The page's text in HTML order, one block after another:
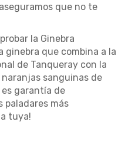
que no te
la Ginebra
ginebra que combina a la
de Tanqueray con la
sanguinas de
garantía de
paladares más
tuya!